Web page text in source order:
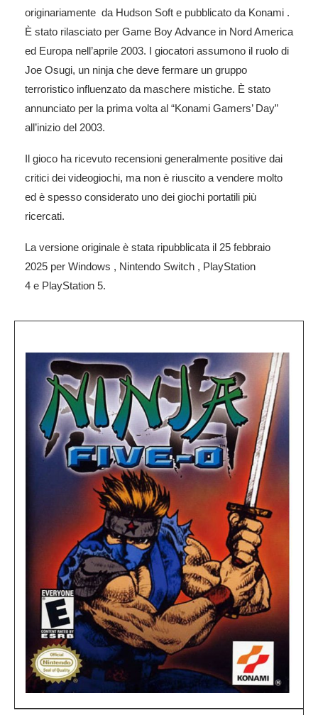
originariamente da Hudson Soft e pubblicato da Konami .
È stato rilasciato per Game Boy Advance in Nord America
ed Europa nell’aprile 2003. I giocatori assumono il ruolo di
Joe Osugi, un ninja che deve fermare un gruppo
terroristico influenzato da maschere mistiche. È stato
annunciato per la prima volta al “Konami Gamers’ Day”
all’inizio del 2003.
Il gioco ha ricevuto recensioni generalmente positive dai
critici dei videogiochi, ma non è riuscito a vendere molto
ed è spesso considerato uno dei giochi portatili più
ricercati.
La versione originale è stata ripubblicata il 25 febbraio
2025 per Windows , Nintendo Switch , PlayStation
4 e PlayStation 5.